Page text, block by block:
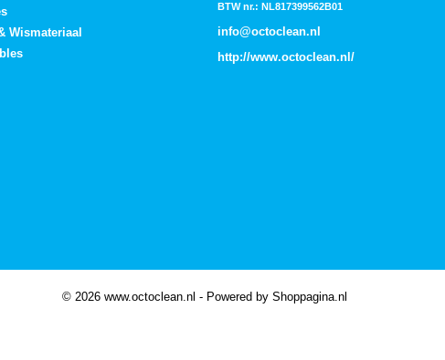
Wismateriaal
BTW nr.: NL817399562B01
info@octoclean.nl
http://www.octoclean.nl /
© 2026 www.octoclean.nl - Powered by Shoppagina.nl